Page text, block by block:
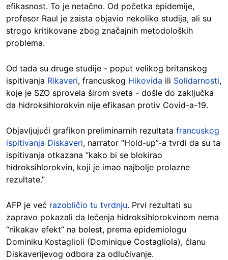
efikasnost. To je netačno. Od početka epidemije,
profesor Raul je zaista objavio nekoliko studija, ali su
strogo kritikovane zbog značajnih metodoloških
problema.
Od tada su druge studije - poput velikog britanskog
ispitivanja Rikaveri, francuskog Hikovida ili Solidarnosti,
koje je SZO sprovela širom sveta - došle do zaključka
da hidroksihlorokvin nije efikasan protiv Covid-a-19.
Objavljujući grafikon preliminarnih rezultata francuskog
ispitivanja Diskaveri, narrator “Hold-up”-a tvrdi da su ta
ispitivanja otkazana “kako bi se blokirao
hidroksihlorokvin, koji je imao najbolje prolazne
rezultate.”
AFP je već razobličio tu tvrdnju. Prvi rezultati su
zapravo pokazali da lečenja hidroksihlorokvinom nema
“nikakav efekt” na bolest, prema epidemiologu
Dominiku Kostaglioli (Dominique Costagliola), članu
Diskaverijevog odbora za odlučivanje.